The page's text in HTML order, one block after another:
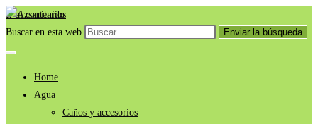
Ir al contenido
Buscar en esta web
Enviar la búsqueda
Home
Agua
Caños y accesorios